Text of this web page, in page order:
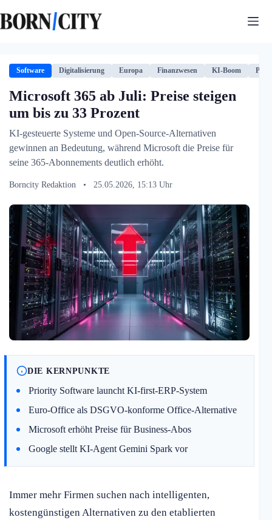
Inhalt
springen
Software Digitalisierung Europa Finanzwesen KI-Boom
Microsoft 365 ab Juli: Preise steigen
um bis zu 33 Prozent
KI-gesteuerte Systeme und Open-Source-Alternativen
gewinnen an Bedeutung, während Microsoft die Preise für
seine 365-Abonnements deutlich erhöht.
Borncity Redaktion • 25.05.2026, 15:13 Uhr
DIE KERNPUNKTE
Priority Software launcht KI-first-ERP-System
Euro-Office als DSGVO-konforme Office-Alternative
Microsoft erhöht Preise für Business-Abos
Google stellt KI-Agent Gemini Spark vor
Immer mehr Firmen suchen nach intelligenten,
kostengünstigen Alternativen zu den etablierten